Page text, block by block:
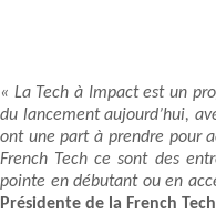
« La Tech à Impact est un
du lancement aujourd’hui,
ont une part à prendre pour
French Tech ce sont des
pointe en débutant ou en
Présidente de la French